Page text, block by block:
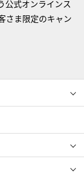
公式オンラインス
さま限定のキャン